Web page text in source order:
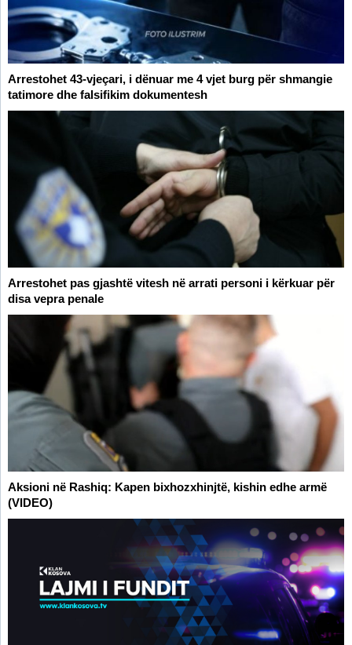
Arrestohet 43-vjeçari, i dënuar me 4 vjet burg për shmangie
tatimore dhe falsifikim dokumentesh
Arrestohet pas gjashtë vitesh në arrati personi i kërkuar për
disa vepra penale
Aksioni në Rashiq: Kapen bixhozxhinjtë, kishin edhe armë
(VIDEO)